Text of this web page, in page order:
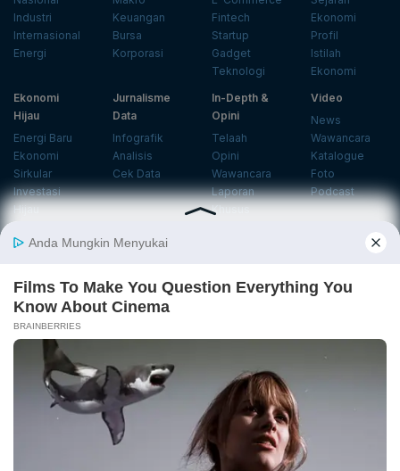
Industri
Internasional
Energi
Keuangan
Bursa
Korporasi
Fintech
Startup
Gadget
Teknologi
Ekonomi
Profil
Istilah
Ekonomi
Ekonomi
Hijau
Energi Baru
Ekonomi
Sirkular
Investasi
Hijau
Jurnalisme
Data
Infografik
Analisis
Cek Data
In-Depth &
Opini
Telaah
Opini
Wawancara
Laporan
Khusus
Video
News
Wawancara
Katalogue
Foto
Podcast
Info
Insight
Center
Databoks
Event
KatadataOto
Langganan Newsletter